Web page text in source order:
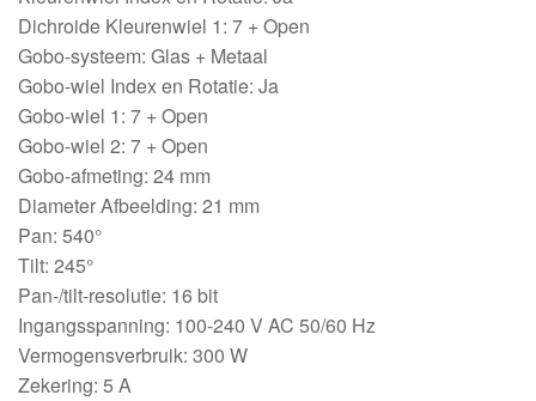
Dichroide Kleurenwiel 1: 7 + Open
Gobo-systeem: Glas + Metaal
Gobo-wiel Index en Rotatie: Ja
Gobo-wiel 1: 7 + Open
Gobo-wiel 2: 7 + Open
Gobo-afmeting: 24 mm
Diameter Afbeelding: 21 mm
Pan: 540°
Tilt: 245°
Pan-/tilt-resolutie: 16 bit
Ingangsspanning: 100-240 V AC 50/60 Hz
Vermogensverbruik: 300 W
Zekering: 5 A